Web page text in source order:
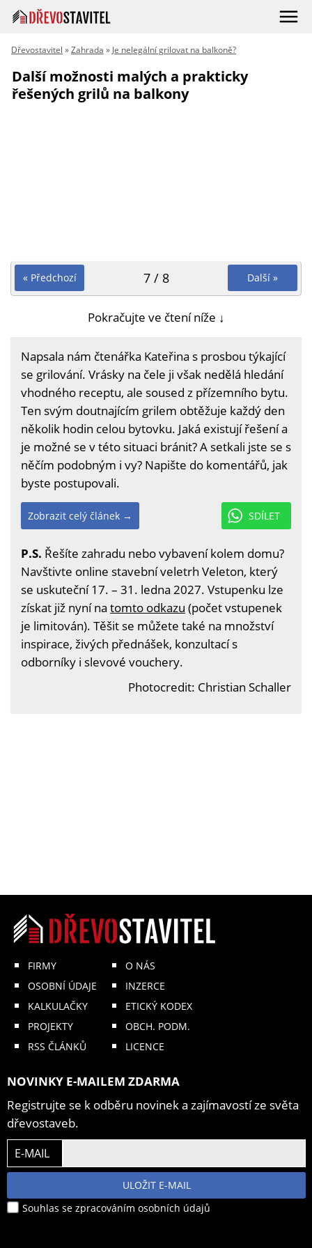
Dřevostavitel »Zahrada » Je nelegální grilovat na balkoně?
Další možnosti malých a prakticky
řešených grilů na balkony
« Předchozí Další »
7 / 8
Pokračujte ve čtení níže ↓
Napsala nám čtenářka Kateřina s prosbou týkající
se grilování. Vrásky na čele ji však nedělá hledání
vhodného receptu, ale soused z přízemního bytu.
Ten svým doutnajícím grilem obtěžuje každý den
několik hodin celou bytovku. Jaká existují řešení a
je možné se v této situaci bránit? A setkali jste se s
něčím podobným i vy? Napište do komentářů, jak
byste postupovali.
SDÍLET
Zobrazit celý článek →
P.S. Řešíte zahradu nebo vybavení kolem domu?
Navštivte online stavební veletrh Veleton, který
se uskuteční 17. – 31. ledna 2027. Vstupenku lze
získat již nyní na tomto odkazu (počet vstupenek
je limitován). Těšit se můžete také na množství
inspirace, živých přednášek, konzultací s
odborníky i slevové vouchery.
Photocredit: Christian Schaller
FIRMY
OSOBNÍ ÚDAJE
KALKULAČKY
PROJEKTY
RSS ČLÁNKŮ
O NÁS
INZERCE
ETICKÝ KODEX
OBCH. PODM.
LICENCE
NOVINKY E-MAILEM ZDARMA
Registrujte se k odběru novinek a zajímavostí ze světa
dřevostaveb.
E-MAIL
ULOŽIT E-MAIL
Souhlas se zpracováním osobních údajů